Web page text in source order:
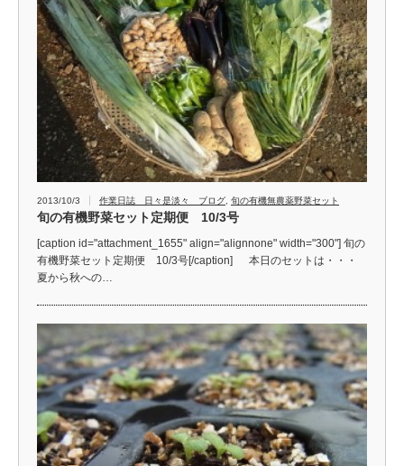
2013/10/3 作業日誌 日々是淡々 ブログ 旬の有機無農薬野菜セット
旬の有機野菜セット定期便 10/3号
[caption id="attachment_1655" align="alignnone" width="300"] 旬の
有機野菜セット定期便 10/3号[/caption] 本日のセットは・・・
夏から秋への…